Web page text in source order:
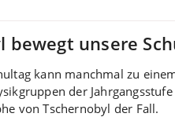
unsere
kann manchmal zu
der
von Tschernobyl der Fall.